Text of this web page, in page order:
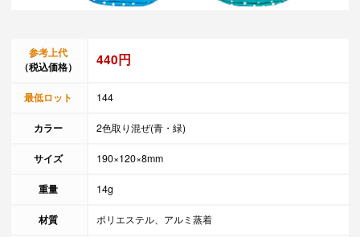
参考上代
（税込価格）
440円
最低ロット 144
カラー 2色取り混ぜ(青・緑)
サイズ 190×120×8mm
重量 14g
材質 ポリエステル、アルミ蒸着